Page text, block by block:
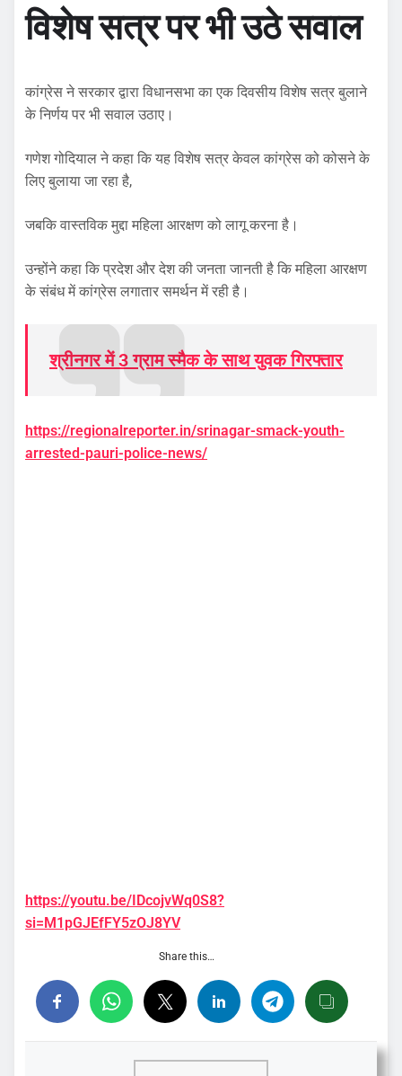
विशेष सत्र पर भी उठे सवाल
कांग्रेस ने सरकार द्वारा विधानसभा का एक दिवसीय विशेष सत्र बुलाने
के निर्णय पर भी सवाल उठाए।
गणेश गोदियाल ने कहा कि यह विशेष सत्र केवल कांग्रेस को कोसने के
लिए बुलाया जा रहा है,
जबकि वास्तविक मुद्दा महिला आरक्षण को लागू करना है।
उन्होंने कहा कि प्रदेश और देश की जनता जानती है कि महिला आरक्षण
के संबंध में कांग्रेस लगातार समर्थन में रही है।
श्रीनगर में 3 ग्राम स्मैक के साथ युवक गिरफ्तार
https://regionalreporter.in/srinagar-smack-youth-
arrested-pauri-police-news/
https://youtu.be/IDcojvWq0S8?
si=M1pGJEfFY5zOJ8YV
Share this…